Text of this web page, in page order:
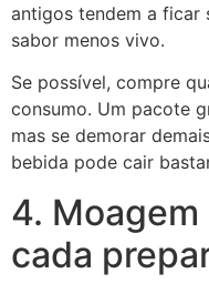
antigos tendem a ficar
sabor menos vivo.
Se possível, compre
consumo. Um pacote
mas se demorar
bebida pode cair
4.
cada